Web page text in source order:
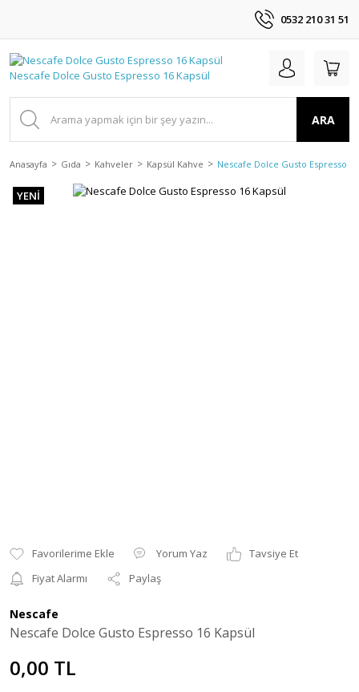
0532 210 31 51
ARA
Anasayfa Gıda Kahveler Kapsül Kahve Nescafe Dolce Gusto Espresso
YENİ
Yorum Yaz
Tavsiye Et
Fiyat Alarmı
Paylaş
Nescafe
Nescafe Dolce Gusto Espresso 16 Kapsül
0,00 TL